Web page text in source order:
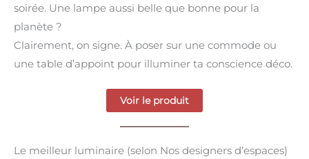
soirée. Une lampe aussi belle que bonne pour la
planète ?
Clairement, on signe. À poser sur une commode ou
une table d’appoint pour illuminer ta conscience déco.
Voir le produit
Le meilleur luminaire (selon Nos designers d’espaces)